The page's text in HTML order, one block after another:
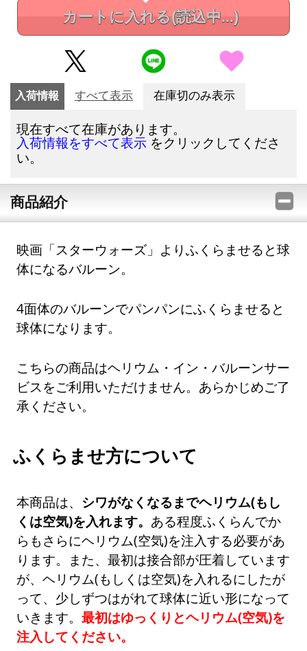
カートに入れる(読込中...)
入荷情報 すべて表示 在庫切のみ表示
現在すべて在庫があります。
入荷情報をすべて表示 をクリックしてくださ
い。
商品紹介
映画「スターウォーズ」よりふくらませると球
体になるバルーン。
4面体のバルーンでパンパンにふくらませると
球体になります。
こちらの商品はヘリウム・イン・バルーンサー
ビスをご利用いただけません。あらかじめご了
承ください。
ふくらませ方について
本商品は、 シワがなくなるまでヘリウム(もし
くは空気)を入れます。 ある程度ふくらんでか
らもさらにヘリウム(空気)を注入する必要があ
ります。また、最初は接合部が圧着しています
が、ヘリウム(もしくは空気)を入れるにしたが
って、少しずつはがれて球体に近い形になって
いきます。最初はゆっくりとヘリウム(空気)を
注入してください。